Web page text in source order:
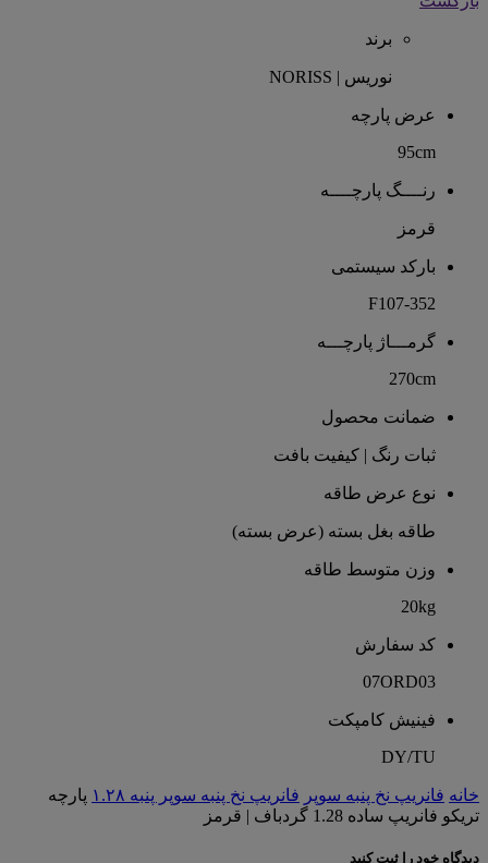
برند
نوریس | NORISS
عرض پارچه
95cm
رنــــگ پارچــــه
قرمز
بارکد سیستمی
F107-352
گرمـــاژ پارچـــه
270cm
ضمانت محصول
ثبات رنگ | کیفیت بافت
نوع عرض طاقه
طاقه بغل بسته (عرض بسته)
وزن متوسط طاقه
20kg
کد سفارش
07ORD03
فینیش کامپکت
DY/TU
خانه فانریپ نخ پنبه سوپر فانریپ نخ پنبه سوپر پنبه ۱.۲۸
پارچه
تریکو فانریپ ساده 1.28 گردباف | قرمز
دیدگاه خود را ثبت کنید